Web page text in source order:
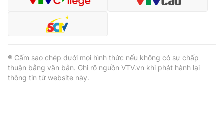
® Cấm sao chép dưới mọi hình thức nếu không có sự chấp
thuận bằng văn bản. Ghi rõ nguồn VTV.vn khi phát hành lại
thông tin từ website này.